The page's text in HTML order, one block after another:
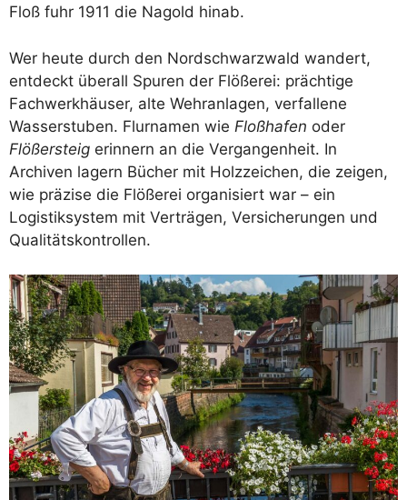
Floß fuhr 1911 die Nagold hinab.
Wer heute durch den Nordschwarzwald wandert,
entdeckt überall Spuren der Flößerei: prächtige
Fachwerkhäuser, alte Wehranlagen, verfallene
Wasserstuben. Flurnamen wie Floßhafen oder
Flößersteig erinnern an die Vergangenheit. In
Archiven lagern Bücher mit Holzzeichen, die zeigen,
wie präzise die Flößerei organisiert war – ein
Logistiksystem mit Verträgen, Versicherungen und
Qualitätskontrollen.